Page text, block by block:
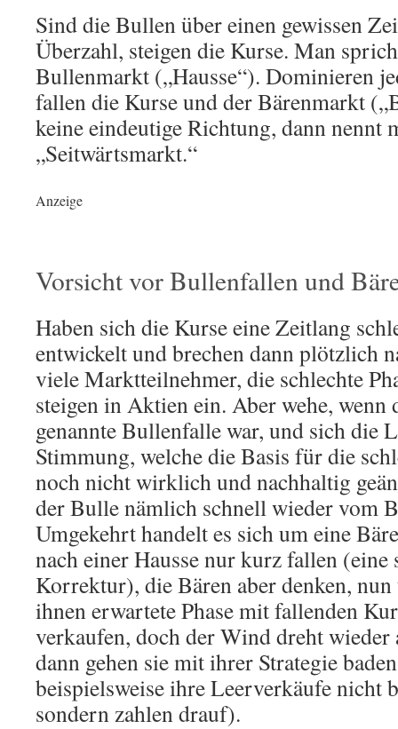
Sind die Bullen über einen gewissen
Überzahl, steigen die Kurse. Man
Bullenmarkt („Hausse“). Dominieren
fallen die Kurse und der Bärenmarkt
keine eindeutige Richtung, dann nennt
„Seitwärtsmarkt.“
Anzeige
Vorsicht vor Bullenfallen und
Haben sich die Kurse eine Zeitlang
entwickelt und brechen dann plötzlich
viele Marktteilnehmer, die schlechte
steigen in Aktien ein. Aber wehe, wenn
genannte Bullenfalle war, und sich die
Stimmung, welche die Basis für die
noch nicht wirklich und nachhaltig
der Bulle nämlich schnell wieder vom
Umgekehrt handelt es sich um eine
nach einer Hausse nur kurz fallen (eine
Korrektur), die Bären aber denken,
ihnen erwartete Phase mit fallenden
verkaufen, doch der Wind dreht wieder
dann gehen sie mit ihrer Strategie
beispielsweise ihre Leerverkäufe nicht
sondern zahlen drauf).